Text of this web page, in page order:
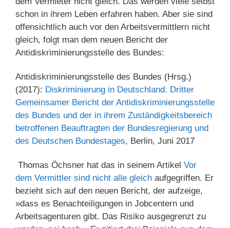
schon in ihrem Leben erfahren haben. Aber sie sind
offensichtlich auch vor den Arbeitsvermittlern nicht
gleich, folgt man dem neuen Bericht der
Antidiskriminierungsstelle des Bundes:
Antidiskriminierungsstelle des Bundes (Hrsg.)
(2017): Diskriminierung in Deutschland. Dritter
Gemeinsamer Bericht der Antidiskriminierungsstelle
des Bundes und der in ihrem Zuständigkeitsbereich
betroffenen Beauftragten der Bundesregierung und
des Deutschen Bundestages, Berlin, Juni 2017
Thomas Öchsner hat das in seinem Artikel Vor
dem Vermittler sind nicht alle gleich aufgegriffen. Er
bezieht sich auf den neuen Bericht, der aufzeige,
»dass es Benachteiligungen in Jobcentern und
Arbeitsagenturen gibt. Das Risiko ausgegrenzt zu